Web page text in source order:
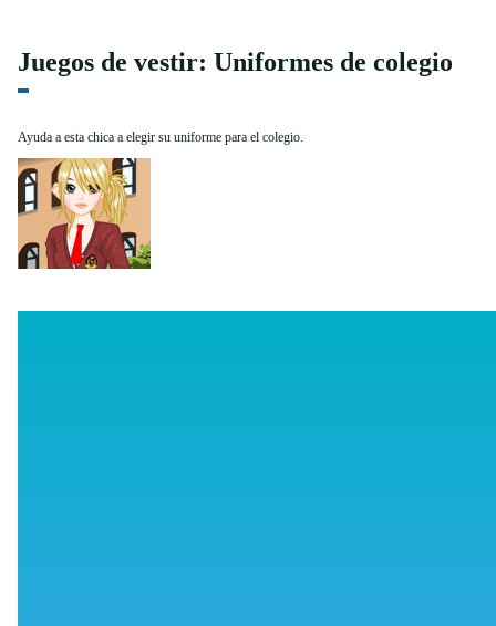
Juegos de vestir: Uniformes de colegio
Ayuda a esta chica a elegir su uniforme para el colegio.